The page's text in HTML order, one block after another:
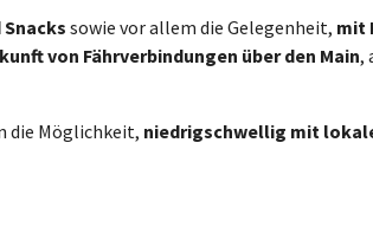
sowie vor allem die Gelegenheit, mit
von Fährverbindungen über den Main,
die Möglichkeit, niedrigschwellig mit